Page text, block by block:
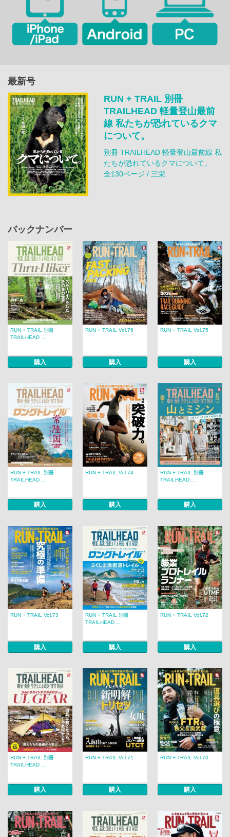
最新号
RUN + TRAIL 別冊
TRAILHEAD 軽量登山最前
線 私たちが恐れているクマ
について。
別冊 TRAILHEAD 軽量登山最前線 私
たちが恐れているクマについて。
全130ページ / 三栄
バックナンバー
RUN + TRAIL 別冊
TRAILHEAD ...
購入
RUN + TRAIL Vol.76
購入
RUN + TRAIL Vol.75
購入
RUN + TRAIL 別冊
TRAILHEAD ...
購入
RUN + TRAIL Vol.74
購入
RUN + TRAIL 別冊
TRAILHEAD ...
購入
RUN + TRAIL Vol.73
購入
RUN + TRAIL 別冊
TRAILHEAD ...
購入
RUN + TRAIL Vol.72
購入
RUN + TRAIL 別冊
TRAILHEAD ...
購入
RUN + TRAIL Vol.71
購入
RUN + TRAIL Vol.70
購入